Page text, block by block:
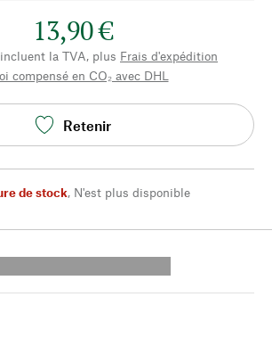
13,90 €
la TVA, plus Frais d'expédition
compensé en CO₂ avec DHL
Retenir
de stock, N'est plus disponible